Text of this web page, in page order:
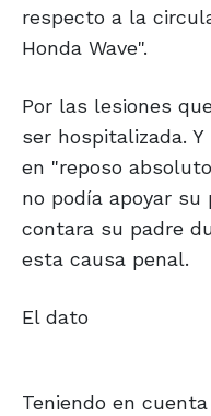
respecto a la
Honda Wave".
Por las lesiones
ser hospitalizada.
en "reposo
no podía apoyar su
contara su padre
esta causa penal.
El dato
Teniendo en